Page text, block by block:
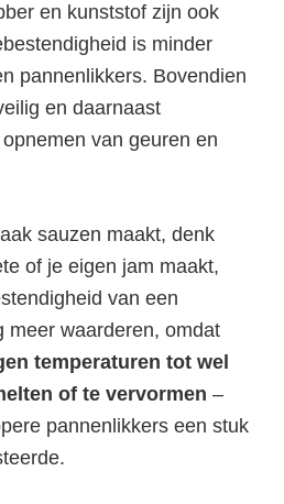
en kunststof zijn ook
is minder
pannenlikkers. Bovendien
en daarnaast
van geuren en
sauzen maakt, denk
of je eigen jam maakt,
van een
meer waarderen, omdat
temperaturen tot wel
of te vervormen –
pannenlikkers een stuk